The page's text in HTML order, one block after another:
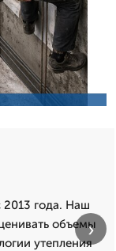
года. Наш
объемы
утепления
›